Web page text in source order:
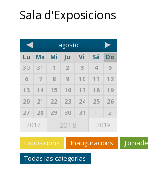
Sala d'Exposicions
agosto
Lu Ma Mi Ju Vi Sá
Do
30
31 1 2 3 4
5
6
7 8 9 10 11
12
13
14 15 16 17 18
19
20
21 22 23 24 25
26
27
28 29 30 31 1 2
2017 2018 2019
Exposicions Inauguracions
Todas las categorías